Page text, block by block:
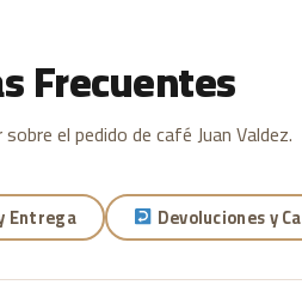
Frecuentes
el pedido de café Juan Valdez.
Entrega Devoluciones y